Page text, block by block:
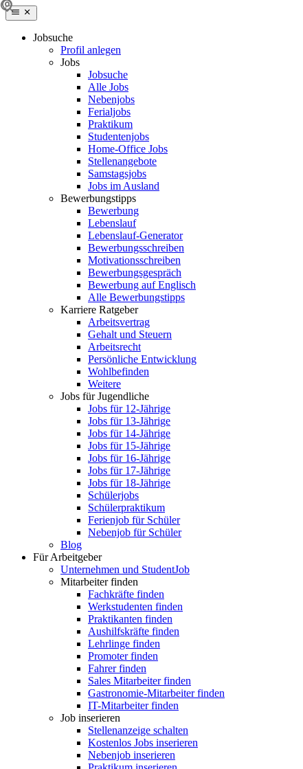
Jobsuche
Profil anlegen
Jobs
Jobsuche
Alle Jobs
Nebenjobs
Ferialjobs
Praktikum
Studentenjobs
Home-Office Jobs
Stellenangebote
Samstagsjobs
Jobs im Ausland
Bewerbungstipps
Bewerbung
Lebenslauf
Lebenslauf-Generator
Bewerbungsschreiben
Motivationsschreiben
Bewerbungsgespräch
Bewerbung auf Englisch
Alle Bewerbungstipps
Karriere Ratgeber
Arbeitsvertrag
Gehalt und Steuern
Arbeitsrecht
Persönliche Entwicklung
Wohlbefinden
Weitere
Jobs für Jugendliche
Jobs für 12-Jährige
Jobs für 13-Jährige
Jobs für 14-Jährige
Jobs für 15-Jährige
Jobs für 16-Jährige
Jobs für 17-Jährige
Jobs für 18-Jährige
Schülerjobs
Schülerpraktikum
Ferienjob für Schüler
Nebenjob für Schüler
Blog
Für Arbeitgeber
Unternehmen und StudentJob
Mitarbeiter finden
Fachkräfte finden
Werkstudenten finden
Praktikanten finden
Aushilfskräfte finden
Lehrlinge finden
Promoter finden
Fahrer finden
Sales Mitarbeiter finden
Gastronomie-Mitarbeiter finden
IT-Mitarbeiter finden
Job inserieren
Stellenanzeige schalten
Kostenlos Jobs inserieren
Nebenjob inserieren